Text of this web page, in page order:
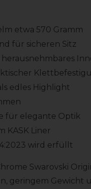
etwa 570 Gramm
für sicheren Sitz
edles Highlight
für elegante Optik
KASK Liner
wird erfüllt
Swarovski
geringem Gewicht